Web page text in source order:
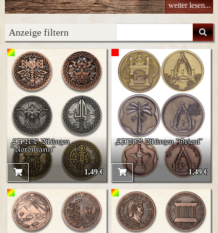
weiter lesen...
Anzeige filtern
LARP Münzen
"Nordmann"
1,49 €
LARP Münzen "Orient"
1,49 €